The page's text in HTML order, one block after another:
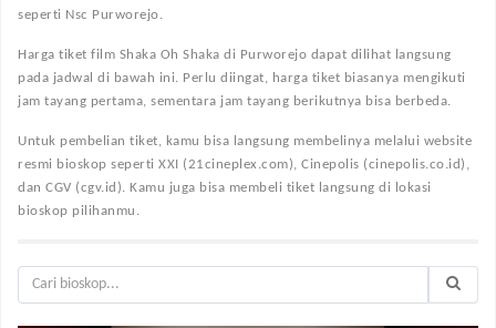
seperti Nsc Purworejo.
Harga tiket film Shaka Oh Shaka di Purworejo dapat dilihat langsung
pada jadwal di bawah ini. Perlu diingat, harga tiket biasanya mengikuti
jam tayang pertama, sementara jam tayang berikutnya bisa berbeda.
Untuk pembelian tiket, kamu bisa langsung membelinya melalui website
resmi bioskop seperti XXI (21cineplex.com), Cinepolis (cinepolis.co.id),
dan CGV (cgv.id). Kamu juga bisa membeli tiket langsung di lokasi
bioskop pilihanmu.